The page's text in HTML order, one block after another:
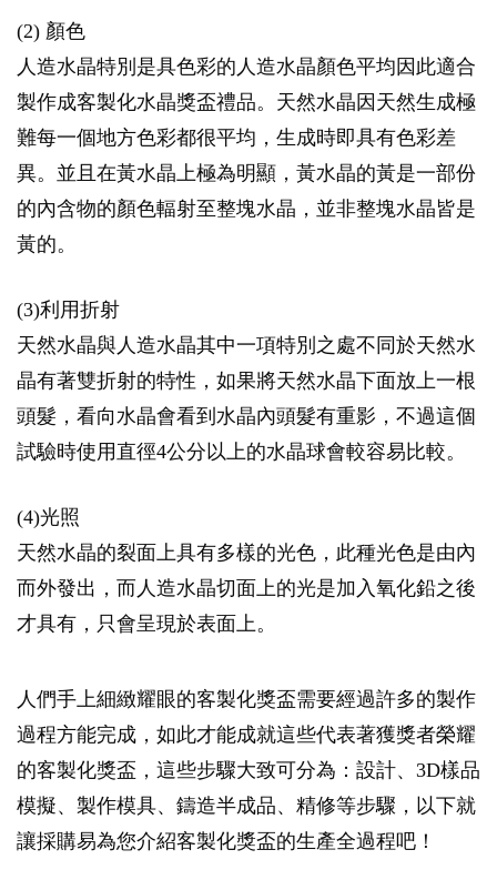
(2) 顏色
人造水晶特別是具色彩的人造水晶顏色平均因此適合
製作成客製化水晶獎盃禮品。天然水晶因天然生成極
難每一個地方色彩都很平均，生成時即具有色彩差
異。並且在黃水晶上極為明顯，黃水晶的黃是一部份
的內含物的顏色輻射至整塊水晶，並非整塊水晶皆是
黃的。
(3)利用折射
天然水晶與人造水晶其中一項特別之處不同於天然水
晶有著雙折射的特性，如果將天然水晶下面放上一根
頭髮，看向水晶會看到水晶內頭髮有重影，不過這個
試驗時使用直徑4公分以上的水晶球會較容易比較。
(4)光照
天然水晶的裂面上具有多樣的光色，此種光色是由內
而外發出，而人造水晶切面上的光是加入氧化鉛之後
才具有，只會呈現於表面上。
人們手上細緻耀眼的客製化獎盃需要經過許多的製作
過程方能完成，如此才能成就這些代表著獲獎者榮耀
的客製化獎盃，這些步驟大致可分為：設計、3D樣品
模擬、製作模具、鑄造半成品、精修等步驟，以下就
讓採購易為您介紹客製化獎盃的生產全過程吧！